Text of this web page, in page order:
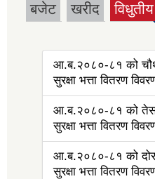
बजेट खरीद
आ.ब.२०८०-८१ को
सुरक्षा भत्ता वितरण
आ.ब.२०८०-८१ को
सुरक्षा भत्ता वितरण
आ.ब.२०८०-८१ को
सुरक्षा भत्ता वितरण